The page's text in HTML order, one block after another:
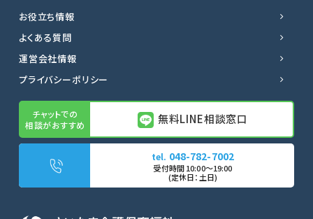
無料LINE相談窓口
お役立ち情報
よくある質問
運営会社情報
プライバシーポリシー
無料LINE相談窓口
048-782-7002